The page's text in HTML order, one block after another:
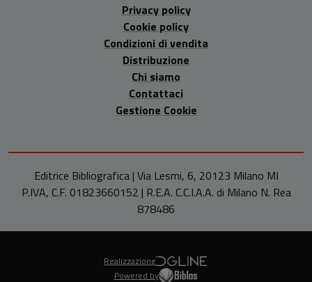
Privacy policy
Cookie policy
Condizioni di vendita
Distribuzione
Chi siamo
Contattaci
Gestione Cookie
Editrice Bibliografica | Via Lesmi, 6, 20123 Milano MI
P.IVA, C.F. 01823660152 | R.E.A. C.C.I.A.A. di Milano N. Rea
878486
Realizzazione
Powered by